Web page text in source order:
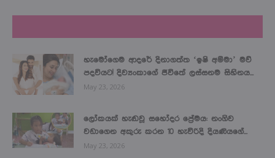
හැමෝගෙම ආදරේ දිනාගත්ත ‘ඉෂි අම්මා’ මව්
පදවියට! දිව්‍යංකාගේ ජීවිතේ ලස්සනම සිහිනය...
May 23, 2026
ලෝකයක් හැඬවූ සහෝදර ප්‍රේමය: නංගිව
වඩාගෙන අකුරු කරන 10 හැවිරිදි දියණියගේ...
May 23, 2026